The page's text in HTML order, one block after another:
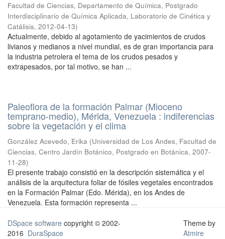
Facultad de Ciencias, Departamento de Química, Postgrado
Interdisciplinario de Química Aplicada, Laboratorio de Cinética y
Catálisis, 2012-04-13)
Actualmente, debido al agotamiento de yacimientos de crudos
livianos y medianos a nivel mundial, es de gran importancia para
la industria petrolera el tema de los crudos pesados y
extrapesados, por tal motivo, se han ...
Paleoflora de la formación Palmar (Mioceno
temprano-medio), Mérida, Venezuela : indiferencias
sobre la vegetación y el clima
González Acevedo, Erika (Universidad de Los Andes, Facultad de
Ciencias, Centro Jardín Botánico, Postgrado en Botánica, 2007-
11-28)
El presente trabajo consistió en la descripción sistemática y el
análisis de la arquitectura foliar de fósiles vegetales encontrados
en la Formación Palmar (Edo. Mérida), en los Andes de
Venezuela. Esta formación representa ...
DSpace software copyright © 2002-
2016 DuraSpace
Theme by
Atmire